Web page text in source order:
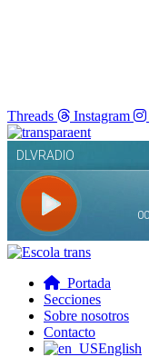
Threads Instagram
Portada
Secciones
Sobre nosotros
Contacto
English